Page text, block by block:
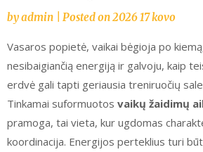
byadmin Posted on2026 17 kovo
Vasaros popietė, vaikai bėgioja po
nesibaigiančią energiją ir galvoju, kaip
erdvė gali tapti geriausia treniruočių
Tinkamai suformuotos vaikų žaidimų
pramoga, tai vieta, kur ugdomas
koordinacija. Energijos perteklius turi